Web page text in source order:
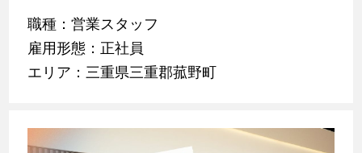
職種：営業スタッフ
雇用形態：正社員
エリア：三重県三重郡菰野町